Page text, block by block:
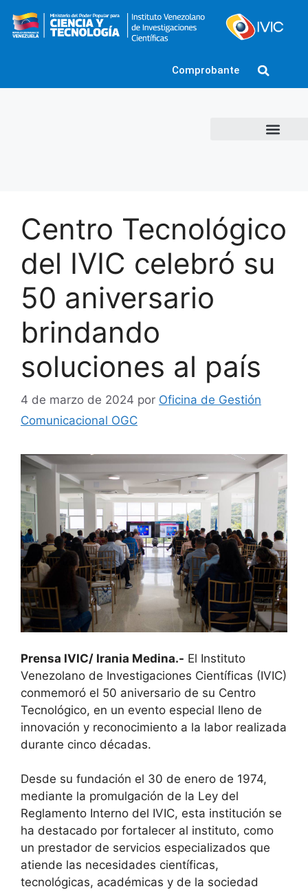
Comprobante
Centro Tecnológico
del IVIC celebró su
50 aniversario
brindando
soluciones al país
4 de marzo de 2024 por Oficina de Gestión
Comunicacional OGC
Prensa IVIC/ Irania Medina.- El Instituto
Venezolano de Investigaciones Científicas (IVIC)
conmemoró el 50 aniversario de su Centro
Tecnológico, en un evento especial lleno de
innovación y reconocimiento a la labor realizada
durante cinco décadas.
Desde su fundación el 30 de enero de 1974,
mediante la promulgación de la Ley del
Reglamento Interno del IVIC, esta institución se
ha destacado por fortalecer al instituto, como
un prestador de servicios especializados que
atiende las necesidades científicas,
tecnológicas, académicas y de la sociedad